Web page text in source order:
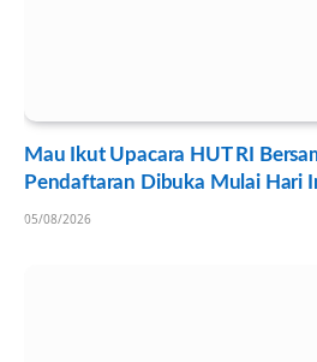
Mau Ikut Upacara HUT RI
Pendaftaran Dibuka Mulai Hari
05/08/2026